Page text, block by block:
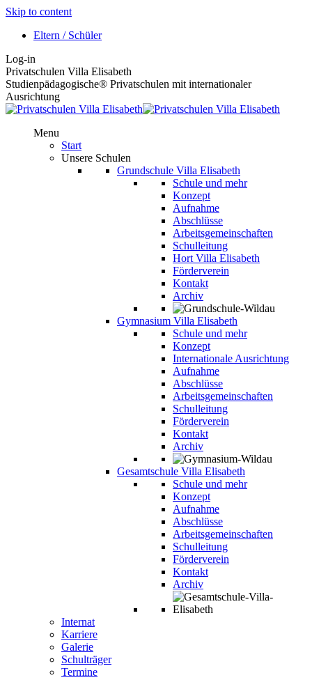
Skip to content
Eltern / Schüler
Log-in
Privatschulen Villa Elisabeth
Studienpädagogische® Privatschulen mit internationaler
Ausrichtung
Menu
Start
Unsere Schulen
Grundschule Villa Elisabeth
Schule und mehr
Konzept
Aufnahme
Abschlüsse
Arbeitsgemeinschaften
Schulleitung
Hort Villa Elisabeth
Förderverein
Kontakt
Archiv
Gymnasium Villa Elisabeth
Schule und mehr
Konzept
Internationale Ausrichtung
Aufnahme
Abschlüsse
Arbeitsgemeinschaften
Schulleitung
Förderverein
Kontakt
Archiv
Gesamtschule Villa Elisabeth
Schule und mehr
Konzept
Aufnahme
Abschlüsse
Arbeitsgemeinschaften
Schulleitung
Förderverein
Kontakt
Archiv
Internat
Karriere
Galerie
Schulträger
Termine